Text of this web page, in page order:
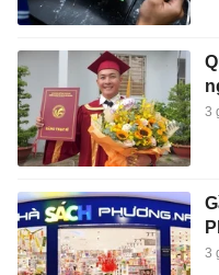
3
3